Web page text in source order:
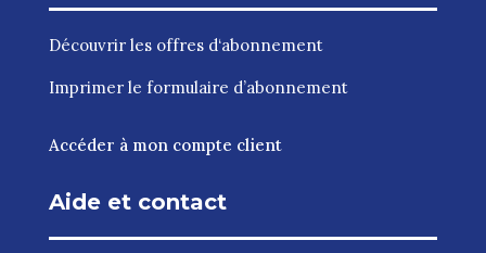
Découvrir les offres d‘abonnement
Imprimer le formulaire d’abonnement
Accéder à mon compte client
Aide et contact